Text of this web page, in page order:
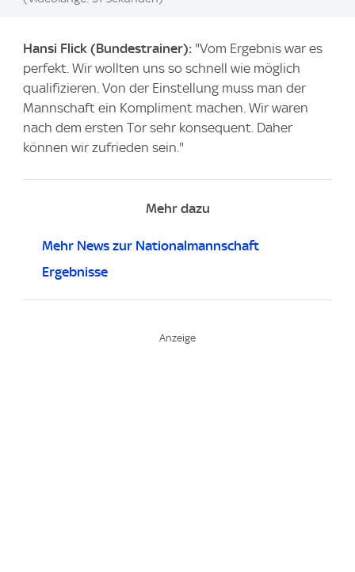
Hansi Flick (Bundestrainer): "Vom Ergebnis war es
perfekt. Wir wollten uns so schnell wie möglich
qualifizieren. Von der Einstellung muss man der
Mannschaft ein Kompliment machen. Wir waren
nach dem ersten Tor sehr konsequent. Daher
können wir zufrieden sein."
Mehr dazu
Mehr News zur Nationalmannschaft
Ergebnisse